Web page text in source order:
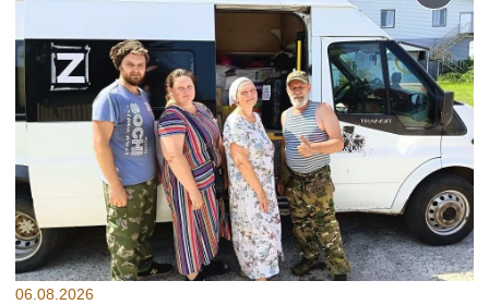
06.08.2026